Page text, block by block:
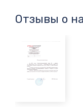
Отзывы о